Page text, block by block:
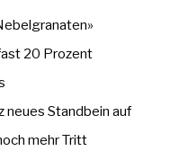
20 Prozent
neues Standbein auf
mehr Tritt